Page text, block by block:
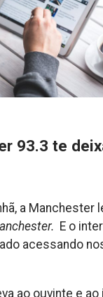
93.3 te
a Manchester
E o
acessando
ao ouvinte e ao